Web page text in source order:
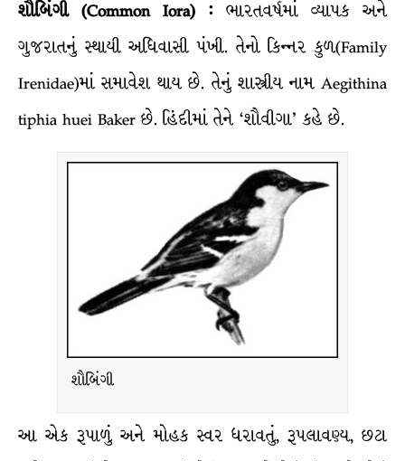
શૌબિંગી(Common Iora) : ભારતવર્ષમાં વ્યાપક અને
ગુજરાતનું સ્થાયી અધિવાસી પંખી. તેનો કિન્નર કુળ(Family
Irenidae)માં સમાવેશ થાય છે. તેનું શાસ્ત્રીય નામ Aegithina
tiphia huei Baker છે. હિંદીમાં તેને ‘શૌવીગા’ કહે છે.
શૌબિંગી
આ એક રૂપાળું અને મોહક સ્વર ધરાવતું, રૂપલાવણ્ય, છટા